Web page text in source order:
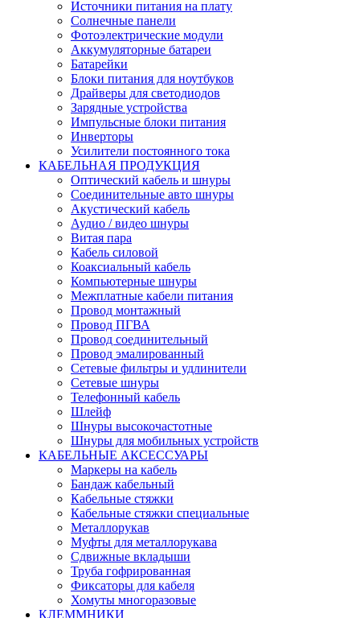
Источники питания на плату
Солнечные панели
Фотоэлектрические модули
Аккумуляторные батареи
Батарейки
Блоки питания для ноутбуков
Драйверы для светодиодов
Зарядные устройства
Импульсные блоки питания
Инверторы
Усилители постоянного тока
КАБЕЛЬНАЯ ПРОДУКЦИЯ
Оптический кабель и шнуры
Соединительные авто шнуры
Акустический кабель
Аудио / видео шнуры
Витая пара
Кабель силовой
Коаксиальный кабель
Компьютерные шнуры
Межплатные кабели питания
Провод монтажный
Провод ПГВА
Провод соединительный
Провод эмалированный
Сетевые фильтры и удлинители
Сетевые шнуры
Телефонный кабель
Шлейф
Шнуры высокочастотные
Шнуры для мобильных устройств
КАБЕЛЬНЫЕ АКСЕССУАРЫ
Маркеры на кабель
Бандаж кабельный
Кабельные стяжки
Кабельные стяжки специальные
Металлорукав
Муфты для металлорукава
Сдвижные вкладыши
Труба гофрированная
Фиксаторы для кабеля
Хомуты многоразовые
КЛЕММНИКИ